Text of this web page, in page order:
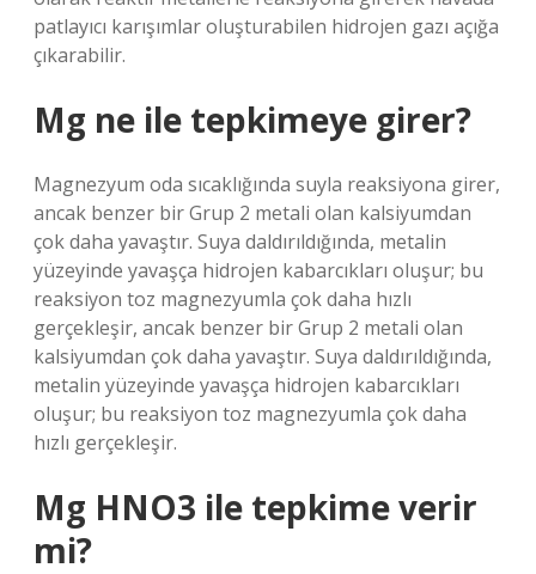
patlayıcı karışımlar oluşturabilen hidrojen gazı açığa
çıkarabilir.
Mg ne ile tepkimeye girer?
Magnezyum oda sıcaklığında suyla reaksiyona girer,
ancak benzer bir Grup 2 metali olan kalsiyumdan
çok daha yavaştır. Suya daldırıldığında, metalin
yüzeyinde yavaşça hidrojen kabarcıkları oluşur; bu
reaksiyon toz magnezyumla çok daha hızlı
gerçekleşir, ancak benzer bir Grup 2 metali olan
kalsiyumdan çok daha yavaştır. Suya daldırıldığında,
metalin yüzeyinde yavaşça hidrojen kabarcıkları
oluşur; bu reaksiyon toz magnezyumla çok daha
hızlı gerçekleşir.
Mg HNO3 ile tepkime verir
mi?